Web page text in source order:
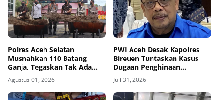
Polres Aceh Selatan
Musnahkan 110 Batang
Ganja, Tegaskan Tak Ada
Ruang bagi Jaringan
Narkoba
Agustus 01, 2026
PWI Aceh Desak Kapolres
Bireuen Tuntaskan Kasus
Dugaan Penghinaan
Wartawan, Tiga Bulan Lebih
Tanpa Tersangka
Juli 31, 2026